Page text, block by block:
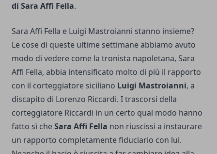
di Sara Affi Fella.
Sara Affi Fella e Luigi Mastroianni stanno insieme?
Le cose di queste ultime settimane abbiamo avuto
modo di vedere come la tronista napoletana, Sara
Affi Fella, abbia intensificato molto di più il rapporto
con il corteggiatore siciliano Luigi Mastroianni, a
discapito di Lorenzo Riccardi. I trascorsi della
corteggiatore Riccardi in un certo qual modo hanno
fatto sì cheSara Affi Fella non riuscissi a instaurare
un rapporto completamente fiduciario con lui.